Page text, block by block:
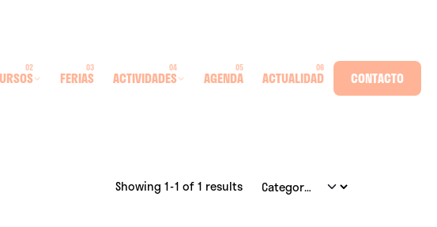
FERIAS ACTIVIDADES AGENDA ACTUALIDAD CONTACTO
Showing 1-1 of 1 results